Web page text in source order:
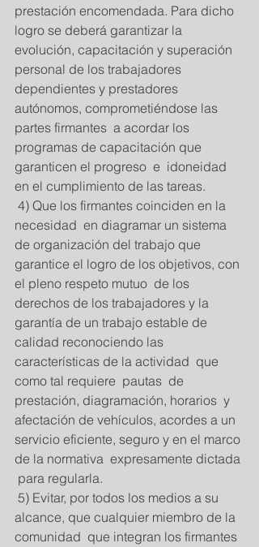
prestación encomendada. Para dicho
logro se deberá garantizar la
evolución, capacitación y superación
personal de los trabajadores
dependientes y prestadores
autónomos, comprometiéndose las
partes firmantes  a acordar los
programas de capacitación que
garanticen el progreso  e  idoneidad
en el cumplimiento de las tareas.
necesidad  en diagramar un sistema
de organización del trabajo que
garantice el logro de los objetivos, con
el pleno respeto mutuo  de los
derechos de los trabajadores y la
garantía de un trabajo estable de
calidad reconociendo las
características de la actividad  que
como tal requiere  pautas  de
prestación, diagramación, horarios  y
afectación de vehículos, acordes a un
servicio eficiente, seguro y en el marco
de la normativa  expresamente dictada
para regularla.
alcance, que cualquier miembro de la
comunidad  que integran los firmantes